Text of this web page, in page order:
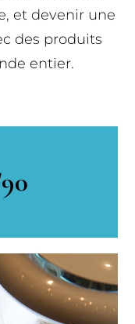
et devenir une
des produits
entier.